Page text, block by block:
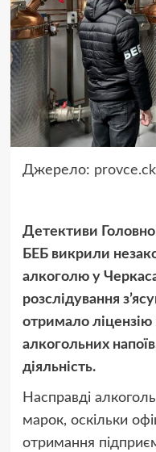
Джерело:
Детективи
БЕБ викрили
алкоголю у
розслідування
отримало ліцензію
алкогольних
діяльність.
Насправді
марок, оскільки
отримання